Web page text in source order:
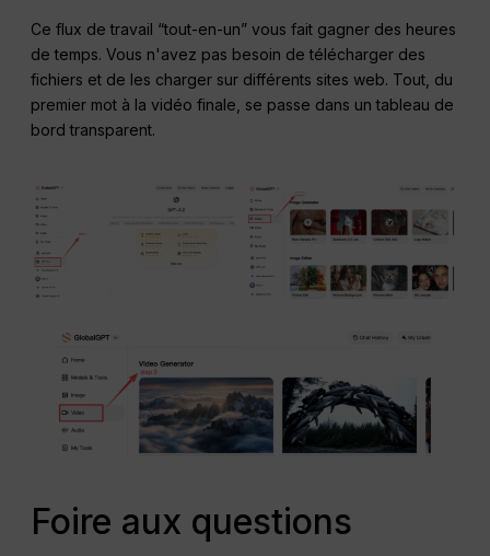
Ce flux de travail “tout-en-un” vous fait gagner des heures
de temps. Vous n'avez pas besoin de télécharger des
fichiers et de les charger sur différents sites web. Tout, du
premier mot à la vidéo finale, se passe dans un tableau de
bord transparent.
Foire aux questions